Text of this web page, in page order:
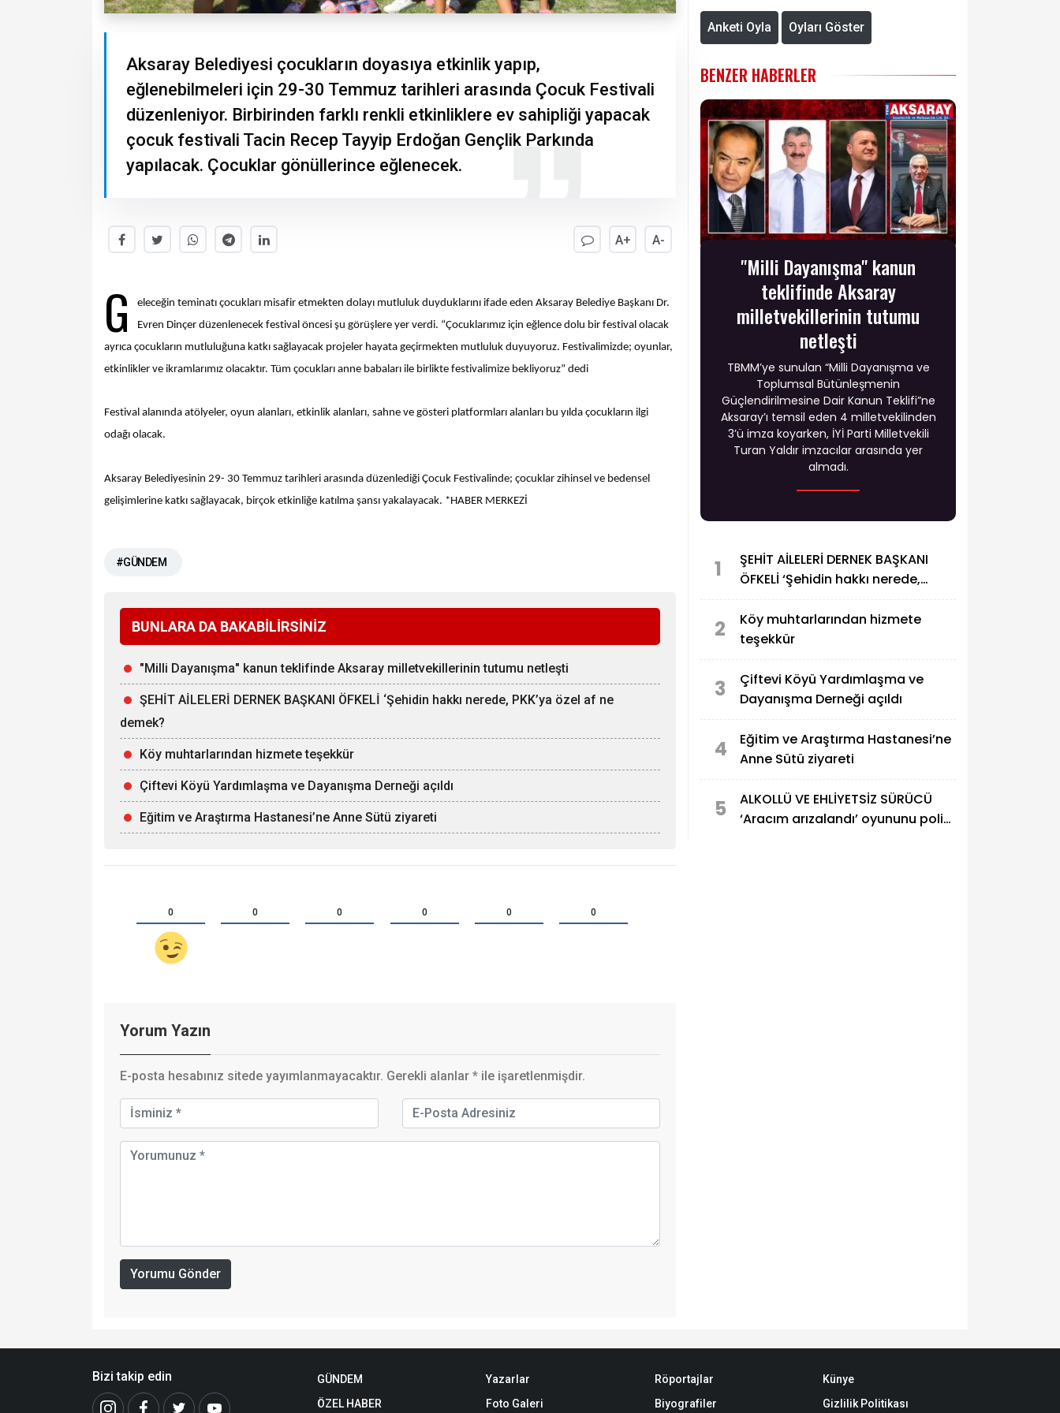
Aksaray Belediyesi çocukların doyasıya etkinlik yapıp,
eğlenebilmeleri için 29-30 Temmuz tarihleri arasında Çocuk Festivali
düzenleniyor. Birbirinden farklı renkli etkinliklere ev sahipliği yapacak
çocuk festivali Tacin Recep Tayyip Erdoğan Gençlik Parkında
yapılacak. Çocuklar gönüllerince eğlenecek.
A+ A-
G
eleceğin teminatı çocukları misafir etmekten dolayı mutluluk duyduklarını ifade eden Aksaray Belediye Başkanı Dr.
Evren Dinçer düzenlenecek festival öncesi şu görüşlere yer verdi. “Çocuklarımız için eğlence dolu bir festival olacak
ayrıca çocukların mutluluğuna katkı sağlayacak projeler hayata geçirmekten mutluluk duyuyoruz. Festivalimizde; oyunlar,
etkinlikler ve ikramlarımız olacaktır. Tüm çocukları anne babaları ile birlikte festivalimize bekliyoruz” dedi
Festival alanında atölyeler, oyun alanları, etkinlik alanları, sahne ve gösteri platformları alanları bu yılda çocukların ilgi
odağı olacak.
Aksaray Belediyesinin 29- 30 Temmuz tarihleri arasında düzenlediği Çocuk Festivalinde; çocuklar zihinsel ve bedensel
gelişimlerine katkı sağlayacak, birçok etkinliğe katılma şansı yakalayacak. *HABER MERKEZİ
#GÜNDEM
BUNLARA DA BAKABİLİRSİNİZ
"Milli Dayanışma" kanun teklifinde Aksaray milletvekillerinin tutumu netleşti
ŞEHİT AİLELERİ DERNEK BAŞKANI ÖFKELİ ‘Şehidin hakkı nerede, PKK’ya özel af ne
demek?
Köy muhtarlarından hizmete teşekkür
Çiftevi Köyü Yardımlaşma ve Dayanışma Derneği açıldı
Eğitim ve Araştırma Hastanesi’ne Anne Sütü ziyareti
0 0 0 0 0 0
Yorum Yazın
E-posta hesabınız sitede yayımlanmayacaktır. Gerekli alanlar * ile işaretlenmişdir.
Yorumu Gönder
Anketi Oyla Oyları Göster
BENZER HABERLER
"Milli Dayanışma" kanun
teklifinde Aksaray
milletvekillerinin tutumu
netleşti
TBMM’ye sunulan “Milli Dayanışma ve
Toplumsal Bütünleşmenin
Güçlendirilmesine Dair Kanun Teklifi”ne
Aksaray’ı temsil eden 4 milletvekilinden
3’ü imza koyarken, İYİ Parti Milletvekili
Turan Yaldır imzacılar arasında yer
almadı.
1
ŞEHİT AİLELERİ DERNEK BAŞKANI
ÖFKELİ ‘Şehidin hakkı nerede,
2
Köy muhtarlarından hizmete
teşekkür
3
Çiftevi Köyü Yardımlaşma ve
Dayanışma Derneği açıldı
4
Eğitim ve Araştırma Hastanesi’ne
Anne Sütü ziyareti
5
ALKOLLÜ VE EHLİYETSİZ SÜRÜCÜ
‘Aracım arızalandı’ oyununu polis
Bizi takip edin
GÜNDEM
ÖZEL HABER
Yazarlar
Foto Galeri
Röportajlar
Biyografiler
Künye
Gizlilik Politikası